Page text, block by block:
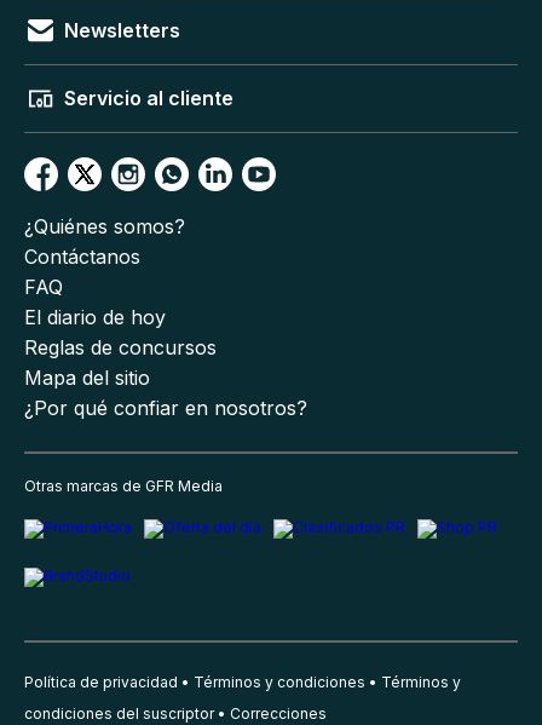
Newsletters
Servicio al cliente
¿Quiénes somos?
Contáctanos
FAQ
El diario de hoy
Reglas de concursos
Mapa del sitio
¿Por qué confiar en nosotros?
Otras marcas de GFR Media
Política de privacidad Términos y condiciones
Términos y
condiciones del suscriptor
Correcciones